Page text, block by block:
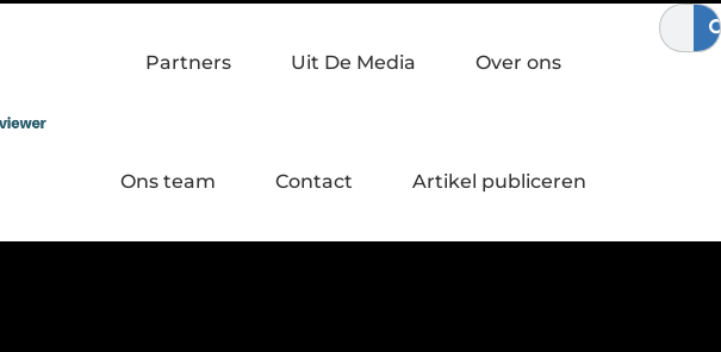
werken aan soepel en pijnvrij bewegen Waardebepaling bij een
Partners Uit De Media Over ons
Ons team Contact Artikel publiceren